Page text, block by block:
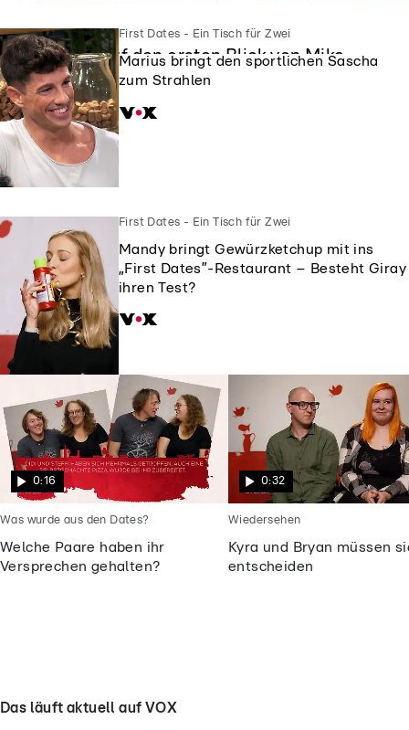
First Dates - Ein Tisch für Zwei
Siggi ist auf den ersten Blick von Mike
geflasht
First Dates - Ein Tisch für Zwei
Marius bringt den sportlichen Sascha
zum Strahlen
First Dates - Ein Tisch für Zwei
Mandy bringt Gewürzketchup mit ins
„First Dates”-Restaurant – Besteht Giray
ihren Test?
0:16
Welche Paare haben ihr
Versprechen gehalten?
Was wurde aus den Dates?
0:32
Kyra und Bryan müssen
entscheiden
Wiedersehen
Das läuft aktuell auf VOX